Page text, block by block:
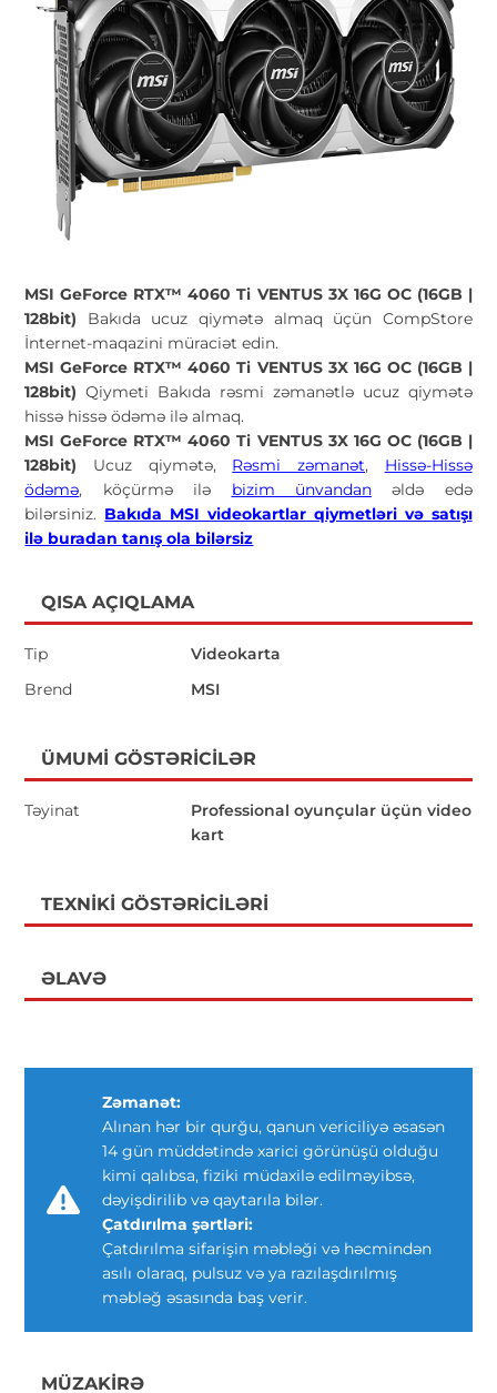
MSI GeForce RTX™ 4060 Ti VENTUS 3X 16G OC (16GB |
128bit) Bakıda ucuz qiymətə almaq üçün CompStore
İnternet-maqazini müraciət edin.
MSI GeForce RTX™ 4060 Ti VENTUS 3X 16G OC (16GB |
128bit)Qiymeti Bakıda rəsmi zəmanətlə ucuz qiymətə
hissə hissə ödəmə ilə almaq.
MSI GeForce RTX™ 4060 Ti VENTUS 3X 16G OC (16GB |
128bit) Ucuz qiymətə, Rəsmi zəmanət, Hissə-Hissə
ödəmə, köçürmə ilə bizim ünvandanəldə edə
bilərsiniz. Bakıda MSI videokartlar qiymetləri və satışı
ilə buradan tanış ola bilərsiz
QISA AÇIQLAMA
Tip
Videokarta
Brend
MSI
ÜMUMI GÖSTƏRICILƏR
Təyinat
Professional oyunçular üçün video
kart
TEXNIKI GÖSTƏRICILƏRI
ƏLAVƏ
Zəmanət:
Alınan hər bir qurğu, qanun vericiliyə əsasən
14 gün müddətində xarici görünüşü olduğu
kimi qalıbsa, fiziki müdaxilə edilməyibsə,
dəyişdirilib və qaytarıla bilər.
Çatdırılma şərtləri:
Çatdırılma sifarişin məbləği və həcmindən
asılı olaraq, pulsuz və ya razılaşdırılmış
məbləğ əsasında baş verir.
MÜZAKIRƏ